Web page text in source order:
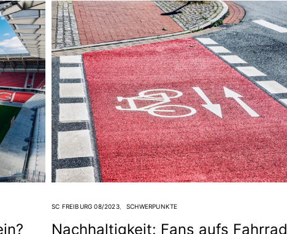
SC FREIBURG 08/2023 SCHWERPUNKTE
Nachhaltigkeit: Fans aufs Fahrrad